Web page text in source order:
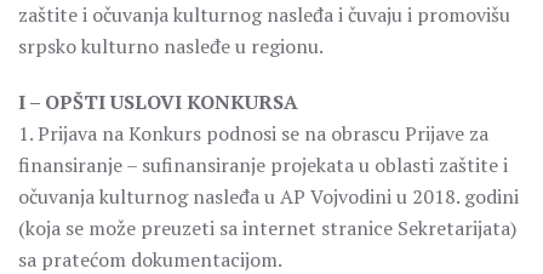
zaštite i očuvanja kulturnog nasleđa i čuvaju i promovišu
srpsko kulturno nasleđe u regionu.
I – OPŠTI USLOVI KONKURSA
1. Prijava na Konkurs podnosi se na obrascu Prijave za
finansiranje – sufinansiranje projekata u oblasti zaštite i
očuvanja kulturnog nasleđa u AP Vojvodini u 2018. godini
(koja se može preuzeti sa internet stranice Sekretarijata)
sa pratećom dokumentacijom.